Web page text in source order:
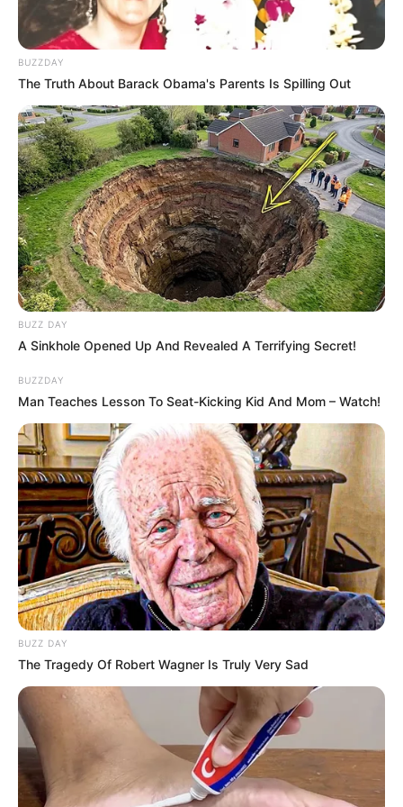
20:35 / 04 Avqust 2026 SİYASƏT
Zahid Oruc:”Xaricdə yaşayan siyasi
miqrantlardancasus şəbəkəsi kimi istifadə
olunur”..
197 0 0
14:45 / 04 Avqust 2026
Ata vəfat edib, aliment ödəməyib –
Uşaqların hüquqları nədir?
136 0 0
14:10 / 04 Avqust 2026 MARAQLI
BUZZDAY
The Truth About Barack Obama's Parents Is Spilling Out
BUZZ DAY
A Sinkhole Opened Up And Revealed A Terrifying Secret!
BUZZDAY
Man Teaches Lesson To Seat-Kicking Kid And Mom – Watch!
BUZZ DAY
The Tragedy Of Robert Wagner Is Truly Very Sad